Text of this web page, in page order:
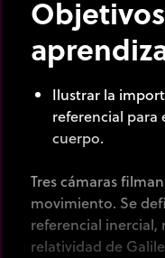
Ilustrar la
referencial
cuerpo.
Tres cámaras
movimiento. Se
referencial
relatividad de